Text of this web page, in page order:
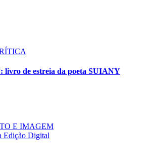
livro de estreia da poeta SUIANY
E IMAGEM
Edição Digital